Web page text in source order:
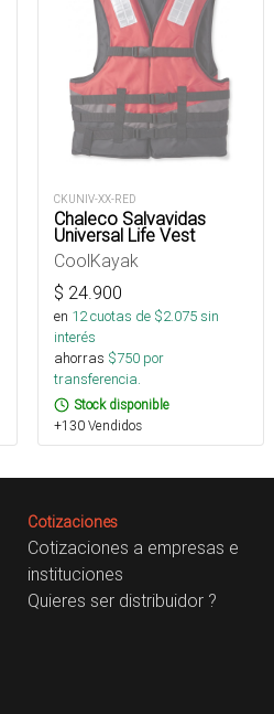
CKUNIV-XX-RED
Chaleco Salvavidas
Universal Life Vest
CoolKayak
$ 24.900
en 12cuotas de $2.075sin
interés
ahorras $750 por
transferencia.
Stock disponible
+130 Vendidos
Cotizaciones
Cotizaciones a empresas e
instituciones
Quieres ser distribuidor ?